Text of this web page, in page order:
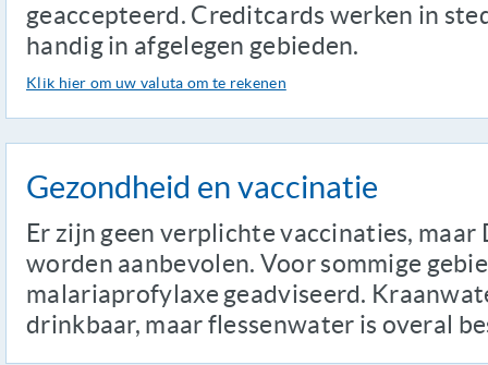
geaccepteerd. Creditcards werken in
handig in afgelegen gebieden.
Klik hier om uw valuta om te rekenen
Gezondheid en vaccinatie
Er zijn geen verplichte vaccinaties, maar
worden aanbevolen. Voor sommige
malariaprofylaxe geadviseerd.
drinkbaar, maar flessenwater is overal